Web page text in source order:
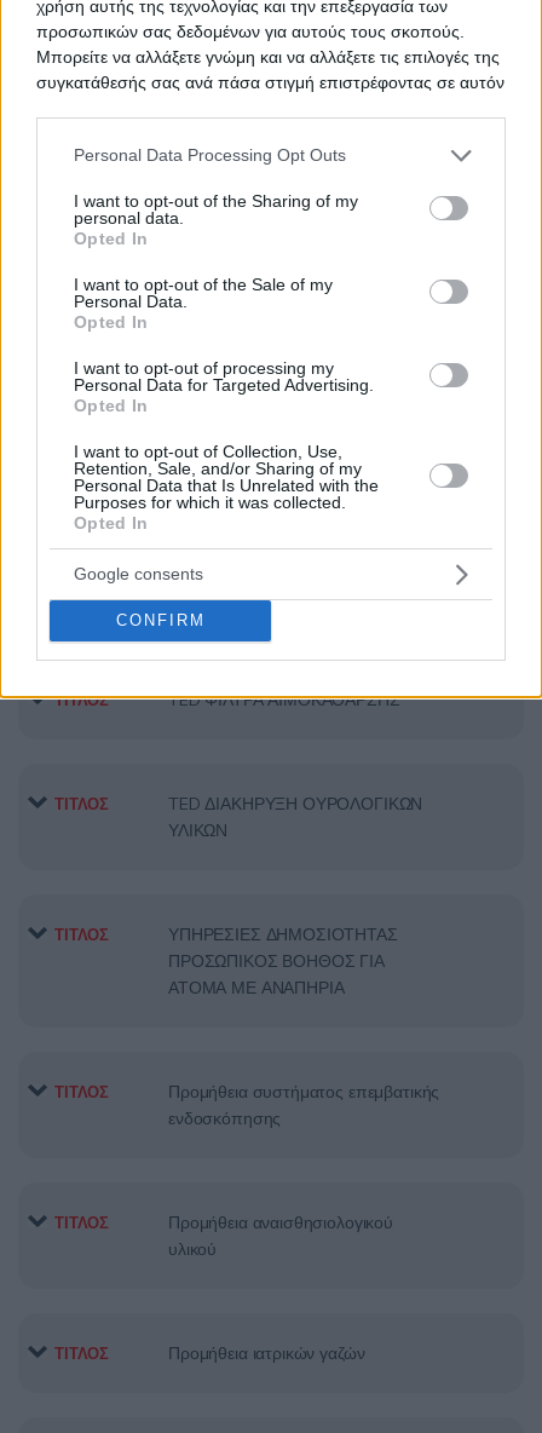
χρήση αυτής της τεχνολογίας και την επεξεργασία των
προσωπικών σας δεδομένων για αυτούς τους σκοπούς.
Μπορείτε να αλλάξετε γνώμη και να αλλάξετε τις επιλογές της
συγκατάθεσής σας ανά πάσα στιγμή επιστρέφοντας σε αυτόν
Please note that this website/app uses one or more Google
not limited to your visit or usage behaviour. You may click to
grant or deny consent to Google and its third-party tags to
use your data for below specified purposes in below Google
consent section.
Personal Data Processing Opt Outs
I want to opt-out of the Sharing of my
personal data.
Opted In
I want to opt-out of the Sale of my
Personal Data.
Opted In
I want to opt-out of processing my
Personal Data for Targeted Advertising.
Opted In
I want to opt-out of Collection, Use,
Retention, Sale, and/or Sharing of my
Personal Data that Is Unrelated with the
Purposes for which it was collected.
Opted In
Google consents
CONFIRM
TED ΠΡΟΜΗΘΕΙΑ ΟΡΘΟΠΕΔΙΚΩΝ
ΤΙΤΛΟΣ ΟΞΥΓΟΝΟ
ΤΙΤΛΟΣ
ΥΠΗΡΕΣΙΕΣ ΕΠΙΣΚΕΥΗΣ ΚΑΙ
ΕΞΟΠΛΙΣΜΟΥ
ΤΙΤΛΟΣ
ΠΡΟΜΗΘΕΙΑΣ ΕΠΙΔΕΣΜΙΚΟΥ
ΥΛΙΚΟΥ ΚΑΙ ΙΑΤΡΙΚΟΥ ΒΑΜΒΑΚΙΟΥ
ΤΙΤΛΟΣ Προμήθεια επιδεσμικού υλικού
ΤΙΤΛΟΣ TED ΦΙΛΤΡΑ ΑΙΜΟΚΑΘΑΡΣΗΣ
ΤΙΤΛΟΣ
TED ΔΙΑΚΗΡΥΞΗ ΟΥΡΟΛΟΓΙΚΩΝ
ΥΛΙΚΩΝ
ΤΙΤΛΟΣ
ΥΠΗΡΕΣΙΕΣ ΔΗΜΟΣΙΟΤΗΤΑΣ
ΠΡΟΣΩΠΙΚΟΣ ΒΟΗΘΟΣ ΓΙΑ
ΑΤΟΜΑ ΜΕ ΑΝΑΠΗΡΙΑ
ΤΙΤΛΟΣ
Προμήθεια συστήματος επεμβατικής
ενδοσκόπησης
ΤΙΤΛΟΣ
Προμήθεια αναισθησιολογικού
υλικού
ΤΙΤΛΟΣ Προμήθεια ιατρικών γαζών